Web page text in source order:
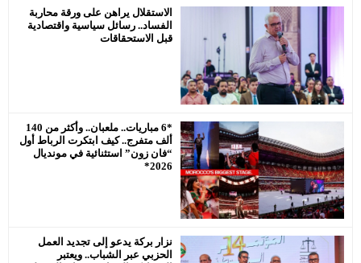
الدورة العادية للمجلس الإقليمي لحزب
الاستقلال بمفتشية عين الشق سيدي
معروف
رئيس جماعة البروج / اقليم سطات : لا
نصره.
الاستقلال يراهن على ورقة محاربة
الفساد.. رسائل سياسية واقتصادية
قبل الاستحقاقات
*6 مباريات.. ملعبان.. وأكثر من 140
ألف متفرج.. كيف ابتكرت الرباط أول
“فان زون” استثنائية في مونديال
2026*
نزار بركة يدعو إلى تجديد العمل
الحزبي عبر الشباب.. ويعتبر